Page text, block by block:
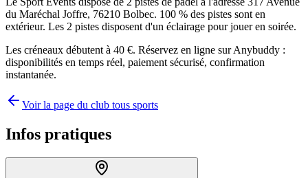
du Maréchal Joffre, 76210 Bolbec. 100 % des pistes sont en
extérieur. Les 2 pistes disposent d'un éclairage pour jouer en soirée.
Les créneaux débutent à 40 €. Réservez en ligne sur Anybuddy :
disponibilités en temps réel, paiement sécurisé, confirmation
instantanée.
Voir la page du club tous sports
Infos pratiques